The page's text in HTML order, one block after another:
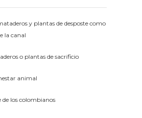
y plantas de desposte como
la canal
o plantas de sacrificio
animal
de los colombianos